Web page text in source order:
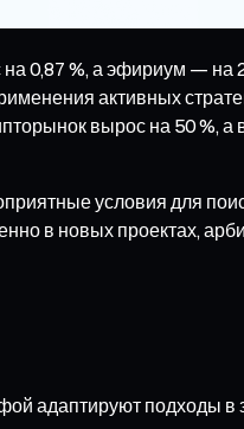
0,87 %, а эфириум —
активных
вырос на 50 %,
условия для
в новых проектах,
адаптируют подходы